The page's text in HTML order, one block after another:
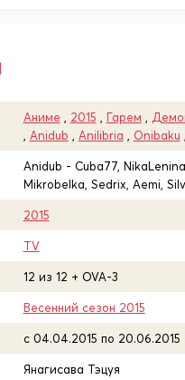
Аниме 2015 Гарем
Anidub Anilibria Onibaku
Anidub - Cuba77,
Mikrobelka, Sedrix, Aemi,
2015
TV
12 из 12 + OVA-3
Весенний сезон 2015
c 04.04.2015 по 20.06.2015
Янагисава Тэцуя